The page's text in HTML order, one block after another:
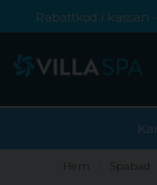
Rabattkod i kassan
Hem Spabad